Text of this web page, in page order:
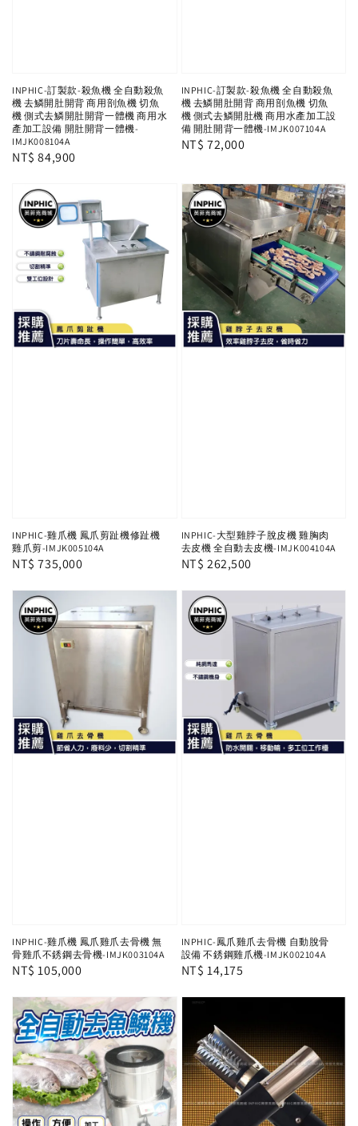
INPHIC-訂製款-殺魚機 全自動殺魚
機 去鱗開肚開背 商用剖魚機 切魚
機 側式去鱗開肚開背一體機 商用水
產加工設備 開肚開背一體機-
IMJK008104A
Regular
NT$ 84,900
INPHIC-訂製款-殺魚機 全自動殺魚
機 去鱗開肚開背 商用剖魚機 切魚
機 側式去鱗開肚機 商用水產加工設
備 開肚開背一體機-IMJK007104A
Regular
NT$ 72,000
INPHIC-雞爪機 鳳爪剪趾機修趾機
雞爪剪-IMJK005104A
Regular
NT$ 735,000
INPHIC-大型雞脖子脫皮機 雞胸肉
去皮機 全自動去皮機-IMJK004104A
Regular
NT$ 262,500
INPHIC-雞爪機 鳳爪雞爪去骨機 無
骨雞爪不銹鋼去骨機-IMJK003104A
Regular
NT$ 105,000
INPHIC-鳳爪雞爪去骨機 自動脫骨
設備 不銹鋼雞爪機-IMJK002104A
Regular
NT$ 14,175